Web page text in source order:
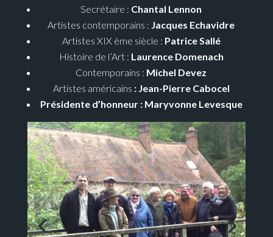
Secrétaire : Chantal Lennon
Artistes contemporains : Jacques Echavidre
Artistes XIX ème siècle : Patrice Sallé
Histoire de l’Art : Laurence Domenach
Contemporains : Michel Devez
Artistes américains : Jean-Pierre Cabocel
Présidente d’honneur : Maryvonne Levesque